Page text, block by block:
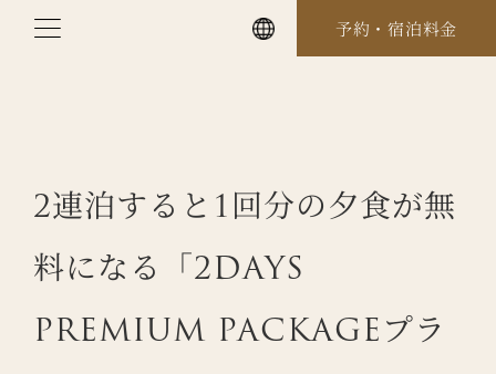
Skip
予約・宿泊料金
2連泊すると1回分の夕食が無
料になる「2DAYS
PREMIUM PACKAGEプラ